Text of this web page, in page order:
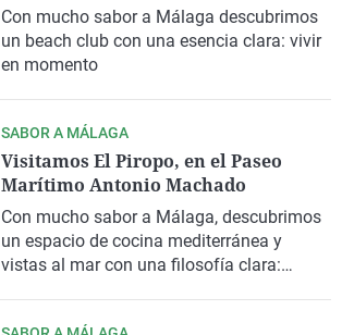
Con mucho sabor a Málaga descubrimos
un beach club con una esencia clara: vivir
en momento
SABOR A MÁLAGA
Visitamos El Piropo, en el Paseo
Marítimo Antonio Machado
Con mucho sabor a Málaga, descubrimos
un espacio de cocina mediterránea y
vistas al mar con una filosofía clara: